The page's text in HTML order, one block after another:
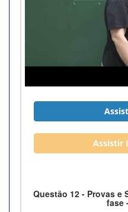
Assistir
Questão 12 - Provas e
fase